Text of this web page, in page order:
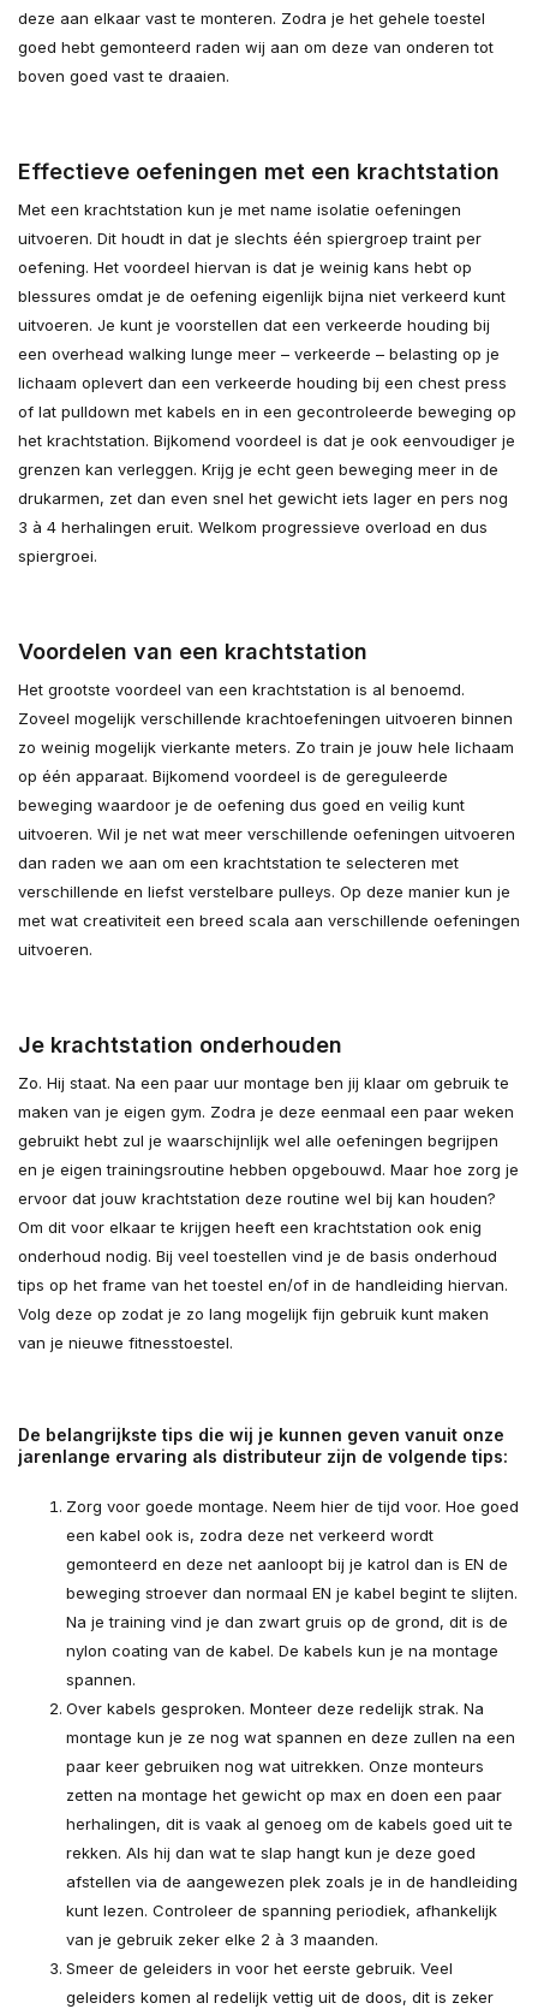
deze aan elkaar vast te monteren. Zodra je het gehele toestel
goed hebt gemonteerd raden wij aan om deze van onderen tot
boven goed vast te draaien.
Effectieve oefeningen met een krachtstation
Met een krachtstation kun je met name isolatie oefeningen
uitvoeren. Dit houdt in dat je slechts één spiergroep traint per
oefening. Het voordeel hiervan is dat je weinig kans hebt op
blessures omdat je de oefening eigenlijk bijna niet verkeerd kunt
uitvoeren. Je kunt je voorstellen dat een verkeerde houding bij
een overhead walking lunge meer – verkeerde – belasting op je
lichaam oplevert dan een verkeerde houding bij een chest press
of lat pulldown met kabels en in een gecontroleerde beweging op
het krachtstation. Bijkomend voordeel is dat je ook eenvoudiger je
grenzen kan verleggen. Krijg je echt geen beweging meer in de
drukarmen, zet dan even snel het gewicht iets lager en pers nog
3 à 4 herhalingen eruit. Welkom progressieve overload en dus
spiergroei.
Voordelen van een krachtstation
Het grootste voordeel van een krachtstation is al benoemd.
Zoveel mogelijk verschillende krachtoefeningen uitvoeren binnen
zo weinig mogelijk vierkante meters. Zo train je jouw hele lichaam
op één apparaat. Bijkomend voordeel is de gereguleerde
beweging waardoor je de oefening dus goed en veilig kunt
uitvoeren. Wil je net wat meer verschillende oefeningen uitvoeren
dan raden we aan om een krachtstation te selecteren met
verschillende en liefst verstelbare pulleys. Op deze manier kun je
met wat creativiteit een breed scala aan verschillende oefeningen
uitvoeren.
Je krachtstation onderhouden
Zo. Hij staat. Na een paar uur montage ben jij klaar om gebruik te
maken van je eigen gym. Zodra je deze eenmaal een paar weken
gebruikt hebt zul je waarschijnlijk wel alle oefeningen begrijpen
en je eigen trainingsroutine hebben opgebouwd. Maar hoe zorg je
ervoor dat jouw krachtstation deze routine wel bij kan houden?
Om dit voor elkaar te krijgen heeft een krachtstation ook enig
onderhoud nodig. Bij veel toestellen vind je de basis onderhoud
tips op het frame van het toestel en/of in de handleiding hiervan.
Volg deze op zodat je zo lang mogelijk fijn gebruik kunt maken
van je nieuwe fitnesstoestel.
De belangrijkste tips die wij je kunnen geven vanuit onze
jarenlange ervaring als distributeur zijn de volgende tips:
Zorg voor goede montage. Neem hier de tijd voor. Hoe goed
een kabel ook is, zodra deze net verkeerd wordt
gemonteerd en deze net aanloopt bij je katrol dan is EN de
beweging stroever dan normaal EN je kabel begint te slijten.
Na je training vind je dan zwart gruis op de grond, dit is de
nylon coating van de kabel. De kabels kun je na montage
spannen.
Over kabels gesproken. Monteer deze redelijk strak. Na
montage kun je ze nog wat spannen en deze zullen na een
paar keer gebruiken nog wat uitrekken. Onze monteurs
zetten na montage het gewicht op max en doen een paar
herhalingen, dit is vaak al genoeg om de kabels goed uit te
rekken. Als hij dan wat te slap hangt kun je deze goed
afstellen via de aangewezen plek zoals je in de handleiding
kunt lezen. Controleer de spanning periodiek, afhankelijk
van je gebruik zeker elke 2 à 3 maanden.
Smeer de geleiders in voor het eerste gebruik. Veel
geleiders komen al redelijk vettig uit de doos, dit is zeker